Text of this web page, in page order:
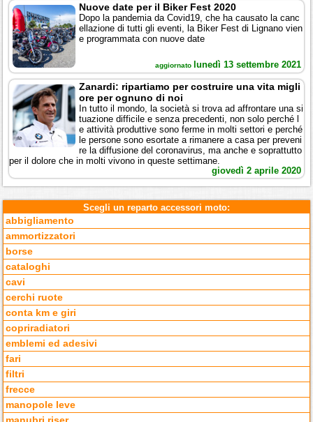
Nuove date per il Biker Fest 2020
Dopo la pandemia da Covid19, che ha causato la canc
ellazione di tutti gli eventi, la Biker Fest di Lignano vien
e programmata con nuove date
aggiornato lunedì 13 settembre 2021
Zanardi: ripartiamo per costruire una vita migli
ore per ognuno di noi
In tutto il mondo, la società si trova ad affrontare una si
tuazione difficile e senza precedenti, non solo perché l
e attività produttive sono ferme in molti settori e perché
le persone sono esortate a rimanere a casa per preveni
re la diffusione del coronavirus, ma anche e soprattutto
per il dolore che in molti vivono in queste settimane.
giovedì 2 aprile 2020
Scegli un reparto accessori moto:
abbigliamento
ammortizzatori
borse
cataloghi
cavi
cerchi ruote
conta km e giri
copriradiatori
emblemi ed adesivi
fari
filtri
frecce
manopole leve